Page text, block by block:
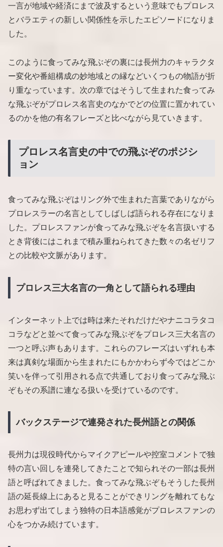
一言が地域や経済にまで波及するという意味でもプロレス
とバラエティの新しい関係性を示したエピソードになりま
した。
このように食ってみな飛ぶぞの裏には長州力のキャラクタ
ー変化や番組構成の妙地域との縁などいくつもの物語が折
り重なっています。次の章ではそうして生まれた食ってみ
な飛ぶぞがプロレス名言史のなかでどの位置に置かれてい
るのかを他の有名フレーズと比べながら見ていきます。
プロレス名言史の中での飛ぶぞのポジシ
ョン
食ってみな飛ぶぞはリング外で生まれた言葉でありながら
プロレスラーの名言としてしばしば語られる存在になりま
した。プロレスファンが食ってみな飛ぶぞを名言扱いする
とき背後にはこれまで積み重ねられてきた数々の名ゼリフ
との比較や文脈があります。
プロレス三大名言の一角として語られる理由
インターネット上では時は来たそれだけだやナニコラタコ
コラなどと並べて食ってみな飛ぶぞをプロレス三大名言の
一つと呼ぶ声もあります。これらのフレーズはいずれも本
来は真剣な場面から生まれたにもかかわらず今ではどこか
笑いを伴って引用される点で共通しており食ってみな飛ぶ
ぞもその系譜に連なる扱いを受けているのです。
バックステージで連発された長州語との関係
長州力は現役時代からマイクアピールや控室コメントで独
特の言い回しを連発してきたことで知られその一部は長州
語と呼ばれてきました。食ってみな飛ぶぞもそうした長州
語の延長線上にあると見ることができリングを離れてもな
お思わず出てしまう独特の日本語感覚がプロレスファンの
心をつかみ続けています。